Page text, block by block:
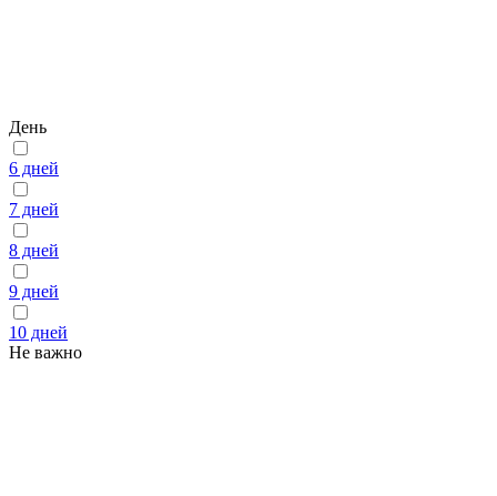
День
6 дней
7 дней
8 дней
9 дней
10 дней
Не важно